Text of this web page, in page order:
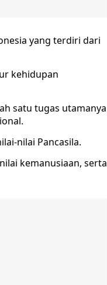
yang terdiri dari
kehidupan
satu tugas utamanya
nilai Pancasila.
kemanusiaan, serta